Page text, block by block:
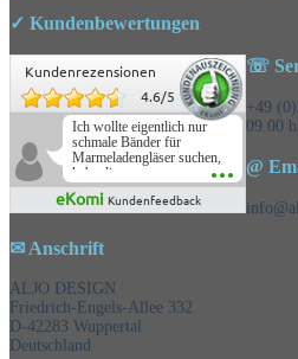
✓ Kundenbewertungen
Kundenrezensionen
4.6/5
Ich wollte eigentlich nur
schmale Bänder für
Marmeladengläser suchen,
habe die
Überraschungsbänder
mitbestellt und war positiv
eKomi Kundenfeedback
☏
+49
09.00
@
✉ Anschrift
ALJO DESIGN
Friedrich-Engels-Allee 332
D-42283 Wuppertal
Deutschland